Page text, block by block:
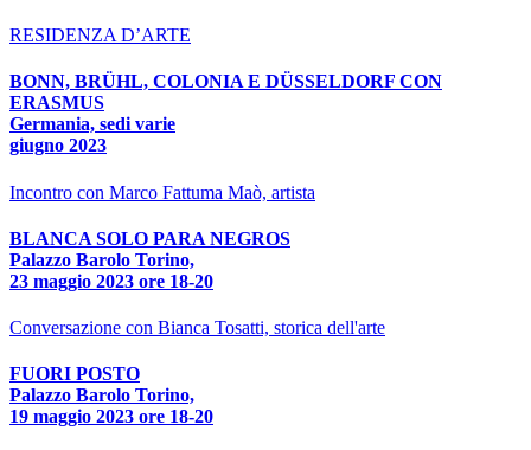
RESIDENZA D’ARTE
BONN, BRÜHL, COLONIA E DÜSSELDORF CON
ERASMUS
Germania, sedi varie
giugno 2023
Incontro con Marco Fattuma Maò, artista
BLANCA SOLO PARA NEGROS
Palazzo Barolo Torino,
23 maggio 2023 ore 18-20
Conversazione con Bianca Tosatti, storica dell'arte
FUORI POSTO
Palazzo Barolo Torino,
19 maggio 2023 ore 18-20